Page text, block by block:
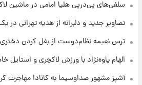
۲۰ ساعت پیش
تصاویر عمامه بستن
افشای محل پناهگاه‌
سلفی‌های پی‌درپی هلیا امامی در ماشین
تصاویر جدید و دلبرانه از هدیه تهرانی در
ترس نعیمه نظام‌دوست از بغل کردن دختری
الهام پاوه‌نژاد با ورزش لاکچری و
آشپز مشهور صداوسیما به کانادا مهاجرت